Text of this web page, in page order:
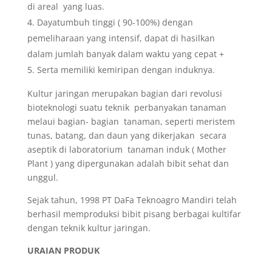
di areal yang luas.
Dayatumbuh tinggi ( 90-100%) dengan
pemeliharaan yang intensif, dapat di hasilkan
dalam jumlah banyak dalam waktu yang cepat +
Serta memiliki kemiripan dengan induknya.
Kultur jaringan merupakan bagian dari revolusi
bioteknologi suatu teknik perbanyakan tanaman
melaui bagian- bagian tanaman, seperti meristem
tunas, batang, dan daun yang dikerjakan secara
aseptik di laboratorium tanaman induk ( Mother
Plant ) yang dipergunakan adalah bibit sehat dan
unggul.
Sejak tahun, 1998 PT DaFa Teknoagro Mandiri telah
berhasil memproduksi bibit pisang berbagai kultifar
dengan teknik kultur jaringan.
URAIAN PRODUK